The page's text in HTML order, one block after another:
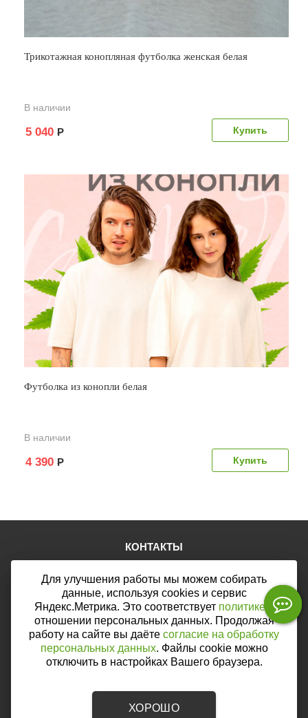
Трикотажная конопляная футболка женская белая
В наличии
5 040 Р
Футболка из конопли белая
В наличии
4 390 Р
КОНТАКТЫ
E-mail:mail@web46.ru
Мы в соцсетях:
Мы принимаем к оплате:
Для улучшения работы мы можем собирать
данные, используя cookies и сервис
Яндекс.Метрика. Это соответствует политике в
отношении персональных данных. Продолжая
работу на сайте вы даёте согласие на обработку
персональных данных. Файлы cookie можно
отключить в настройках Вашего браузера.
ХОРОШО